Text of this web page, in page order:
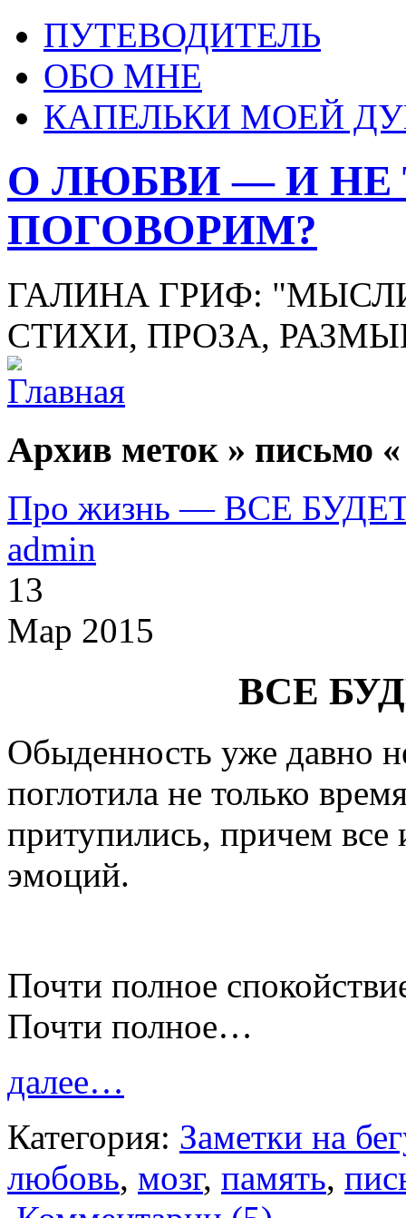
ПУТЕВОДИТЕЛЬ
ОБО МНЕ
КАПЕЛЬКИ МОЕЙ
О ЛЮБВИ — И НЕ
ПОГОВОРИМ?
ГАЛИНА ГРИФ:
СТИХИ, ПРОЗА,
Архив меток » письмо «
Про жизнь — ВСЕ
admin
13
Мар 2015
ВСЕ
Обыденность уже давно
поглотила не только
притупились, причем все
эмоций.
Почти полное
Почти полное…
далее…
Категория: Заметки на
любовь, мозг, память,